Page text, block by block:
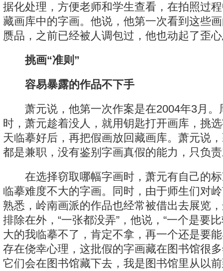
据化处理，方便老师和学生查看，在拍照过
藏画库中的字画。他说，他第一次看到这些
赝品，之前已经被人调包过，他也动起了歪
挑画“准则”
容易暴露的作品不下手
萧元说，他第一次作案是在2004年3月。
时，萧元趁着没人，就用钥匙打开画库，挑
天临摹好后，再把假画放回藏画库。萧元说
都是兼职，没有鉴别字画真假的能力，只负
在选择窃取哪幅字画时，萧元有自己的标
临摹难度不大的字画。同时，由于师生们对
熟悉，岭南画派的作品也经常被借出去展览
排除在外，“一张都没弄”，他说，“一个是要
大的我临摹不了，肯定不拿，再一个还是要
存在侥幸心理，这批假的字画藏在图书馆很
它们会在图书馆藏下去，我是图书馆里从以